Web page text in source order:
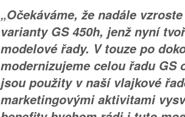
„Očekáváme, že nadále
varianty GS 450h, jenž nyní
modelové řady. V touze po
modernizujeme celou řadu GS
jsou použity v naší vlajkové
marketingovými aktivitami